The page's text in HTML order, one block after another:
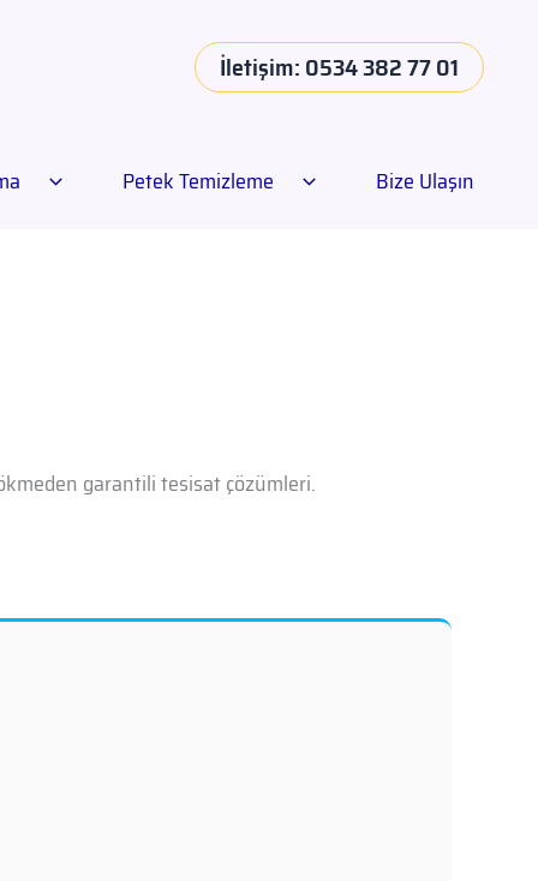
İletişim: 0534 382 77 01
Petek Temizleme Bize Ulaşın
garantili tesisat çözümleri.